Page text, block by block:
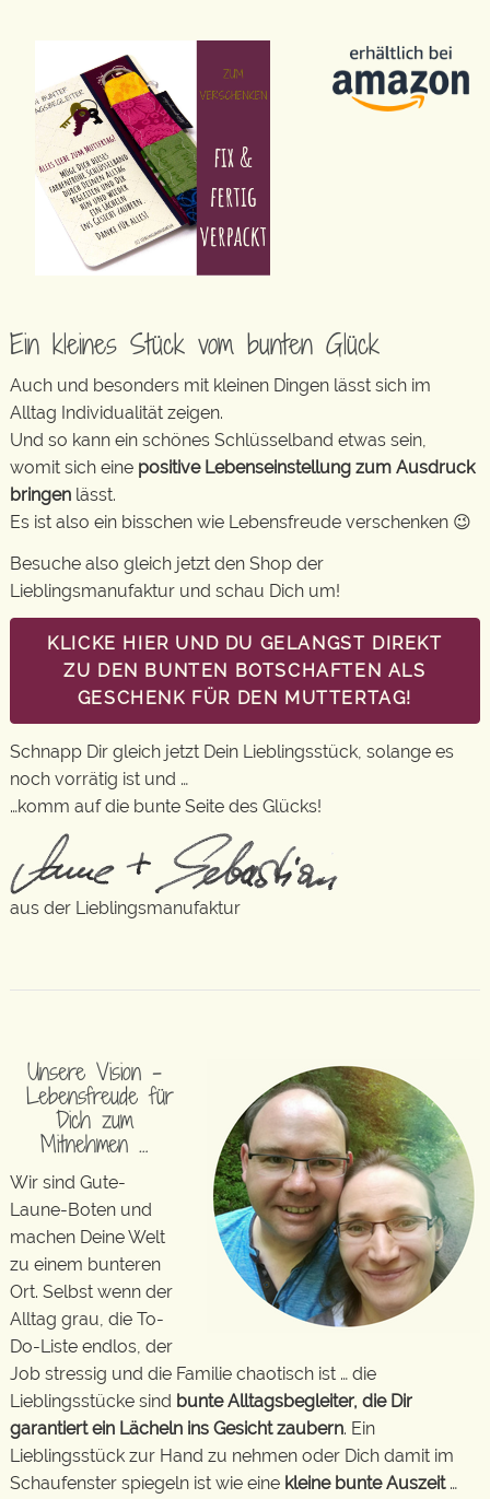
Ein kleines Stück vom bunten Glück
Auch und besonders mit kleinen Dingen lässt sich im
Alltag Individualität zeigen.
Und so kann ein schönes Schlüsselband etwas sein,
womit sich eine positive Lebenseinstellung zum Ausdruck
bringen lässt.
Es ist also ein bisschen wie Lebensfreude verschenken 😉
Besuche also gleich jetzt den Shop der
Lieblingsmanufaktur und schau Dich um!
KLICKE HIER UND DU GELANGST DIREKT
ZU DEN BUNTEN BOTSCHAFTEN ALS
GESCHENK FÜR DEN MUTTERTAG!
Schnapp Dir gleich jetzt Dein Lieblingsstück, solange es
noch vorrätig ist und …
…komm auf die bunte Seite des Glücks!
aus der Lieblingsmanufaktur
Unsere Vision –
Lebensfreude für
Dich zum
Mitnehmen …
Wir sind Gute-
Laune-Boten und
machen Deine Welt
zu einem bunteren
Ort. Selbst wenn der
Alltag grau, die To-
Do-Liste endlos, der
Job stressig und die Familie chaotisch ist … die
Lieblingsstücke sind bunte Alltagsbegleiter, die Dir
garantiert ein Lächeln ins Gesicht zaubern. Ein
Lieblingsstück zur Hand zu nehmen oder Dich damit im
Schaufenster spiegeln ist wie eine kleine bunte Auszeit…